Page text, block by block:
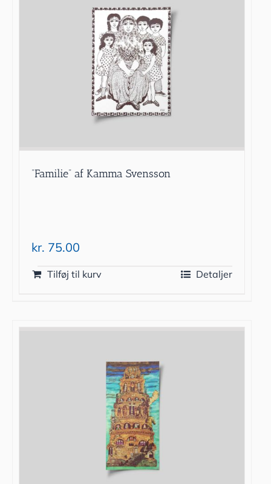
”Familie” af Kamma Svensson
kr. 75.00
Tilføj til kurv Detaljer